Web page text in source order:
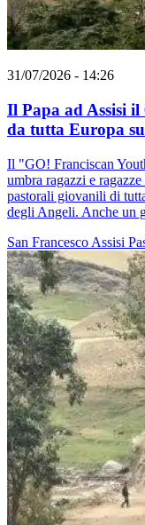
31/07/2026 - 14:26
Il Papa ad Assisi
da tutta Europa
Il "GO! Franciscan
umbra ragazzi e
pastorali giovanili di
degli Angeli. Anche un
San Francesco Assisi